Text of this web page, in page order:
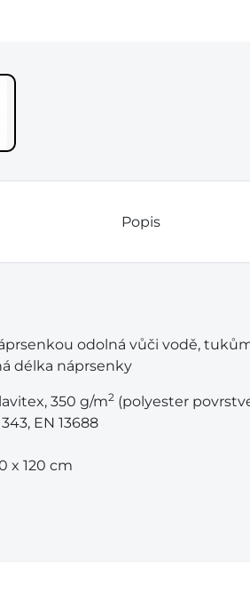
Popis
odolná vůči vodě,
délka náprsenky
350 g/m2 (polyester
EN 13688
x 120 cm